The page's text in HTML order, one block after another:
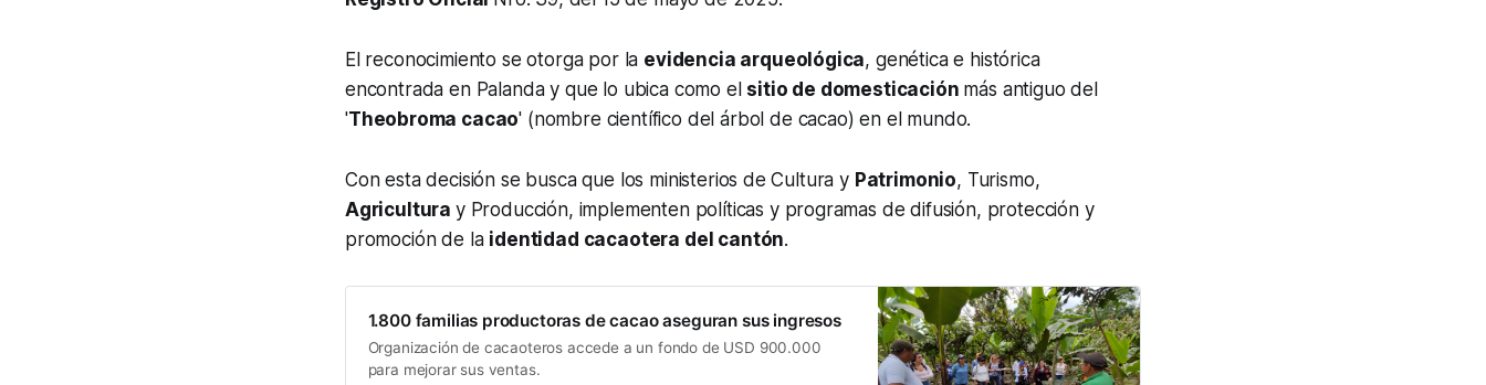
El reconocimiento se otorga por la evidencia arqueológica, genética e histórica
encontrada en Palanda y que lo ubica como el sitio de domesticación más antiguo del
'Theobroma cacao' (nombre científico del árbol de cacao) en el mundo.
Con esta decisión se busca que los ministerios de Cultura y Patrimonio, Turismo,
Agricultura y Producción, implementen políticas y programas de difusión, protección y
promoción de la identidad cacaotera del cantón.
1.800 familias productoras de cacao aseguran sus ingresos
Organización de cacaoteros accede a un fondo de USD 900.000
para mejorar sus ventas.